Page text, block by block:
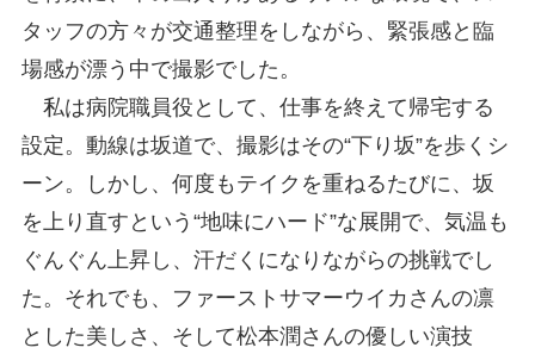
タッフの方々が交通整理をしながら、緊張感と臨
場感が漂う中で撮影でした。
私は病院職員役として、仕事を終えて帰宅する
設定。動線は坂道で、撮影はその“下り坂”を歩くシ
ーン。しかし、何度もテイクを重ねるたびに、坂
を上り直すという“地味にハード”な展開で、気温も
ぐんぐん上昇し、汗だくになりながらの挑戦でし
た。それでも、ファーストサマーウイカさんの凛
とした美しさ、そして松本潤さんの優しい演技